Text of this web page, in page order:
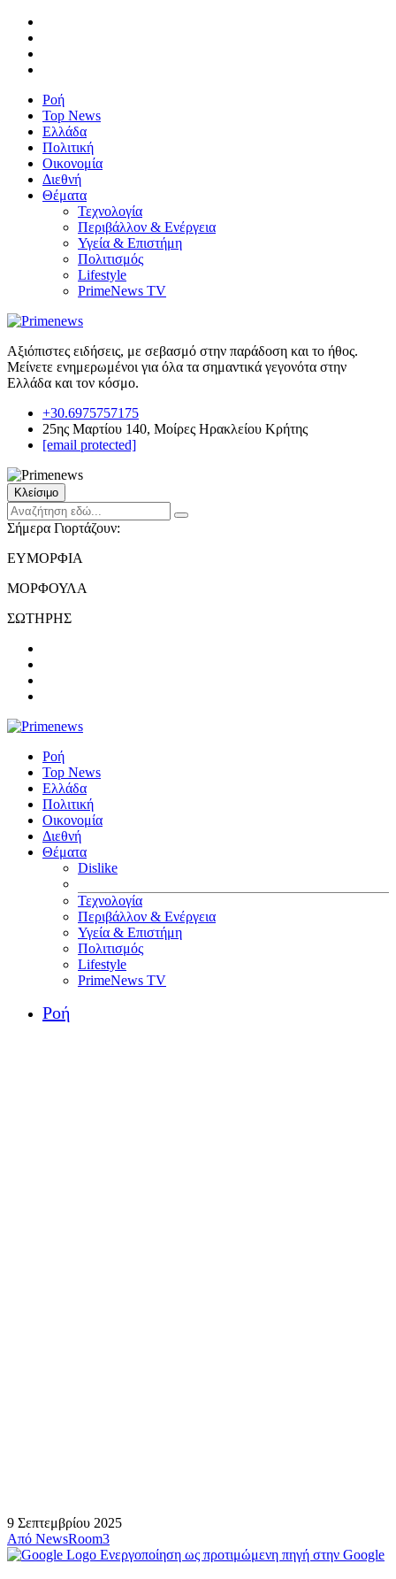
Ροή
Top News
Ελλάδα
Πολιτική
Οικονομία
Διεθνή
Θέματα
Τεχνολογία
Περιβάλλον & Ενέργεια
Υγεία & Επιστήμη
Πολιτισμός
Lifestyle
PrimeNews TV
Αξιόπιστες ειδήσεις, με σεβασμό στην παράδοση και το ήθος.
Μείνετε ενημερωμένοι για όλα τα σημαντικά γεγονότα στην
Ελλάδα και τον κόσμο.
+30.6975757175
25ης Μαρτίου 140, Μοίρες Ηρακλείου Κρήτης
[email protected]
Κλείσιμο
Σήμερα Γιορτάζουν:
ΕΥΜΟΡΦΙΑ
ΜΟΡΦΟΥΛΑ
ΣΩΤΗΡΗΣ
Ροή
Top News
Ελλάδα
Πολιτική
Οικονομία
Διεθνή
Θέματα
Dislike
Τεχνολογία
Περιβάλλον & Ενέργεια
Υγεία & Επιστήμη
Πολιτισμός
Lifestyle
PrimeNews TV
Ροή
9 Σεπτεμβρίου 2025
Από NewsRoom3
Ενεργοποίηση ως προτιμώμενη πηγή στην Google